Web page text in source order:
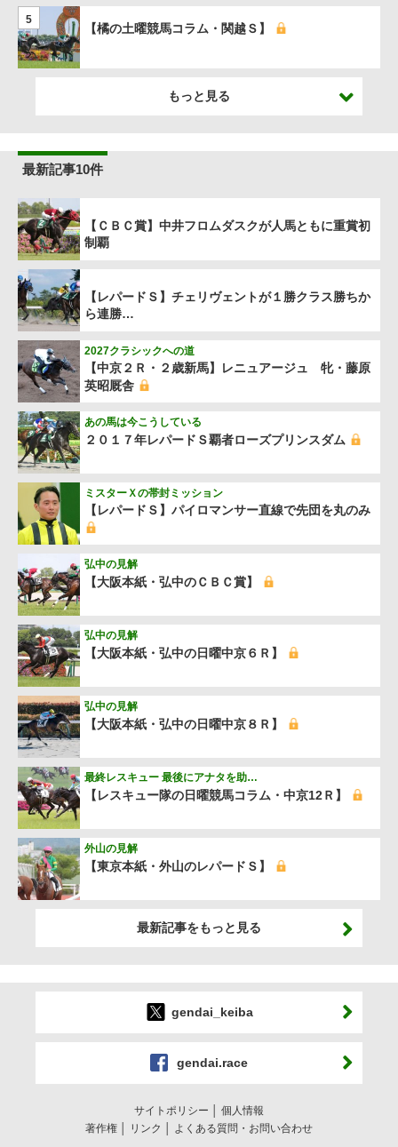
5
【橘の土曜競馬コラム・関越Ｓ】
もっと見る
最新記事10件
【ＣＢＣ賞】中井フロムダスクが人馬ともに重賞初
制覇
【レパードＳ】チェリヴェントが１勝クラス勝ちか
ら連勝…
【中京２Ｒ・２歳新馬】レニュアージュ 牝・藤原
英昭厩舎
2027クラシックへの道
２０１７年レパードＳ覇者ローズプリンスダム
あの馬は今こうしている
【レパードＳ】パイロマンサー直線で先団を丸のみ
ミスターＸの帯封ミッション
【大阪本紙・弘中のＣＢＣ賞】
弘中の見解
【大阪本紙・弘中の日曜中京６Ｒ】
弘中の見解
【大阪本紙・弘中の日曜中京８Ｒ】
弘中の見解
【レスキュー隊の日曜競馬コラム・中京12Ｒ】
最終レスキュー 最後にアナタを助…
【東京本紙・外山のレパードＳ】
外山の見解
最新記事をもっと見る
gendai_keiba
gendai.race
サイトポリシー
個人情報
著作権
リンク よくある質問・お問い合わせ